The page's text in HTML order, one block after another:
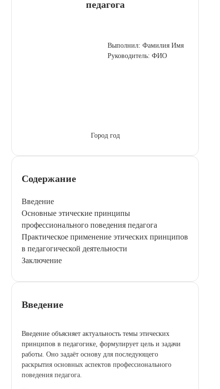
педагога
Выполнил: Фамилия Имя
Руководитель: ФИО
Город год
Содержание
Введение
Основные этические принципы
профессионального поведения педагога
Практическое применение этических принципов
в педагогической деятельности
Заключение
Введение
Введение объясняет актуальность темы этических
принципов в педагогике, формулирует цель и задачи
работы. Оно задаёт основу для последующего
раскрытия основных аспектов профессионального
поведения педагога.